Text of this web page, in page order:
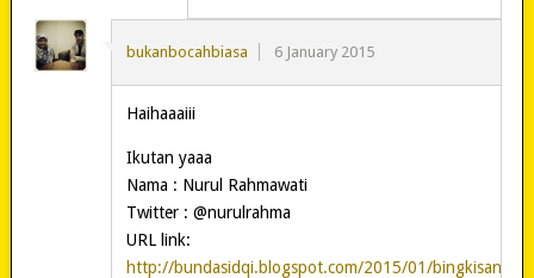
bukanbocahbiasa 6 January 2015
Haihaaaiii
Ikutan yaaa
Nama : Nurul Rahmawati
Twitter : @nurulrahma
URL link:
http://bundasidqi.blogspot.com/2015/01/bingkisan-